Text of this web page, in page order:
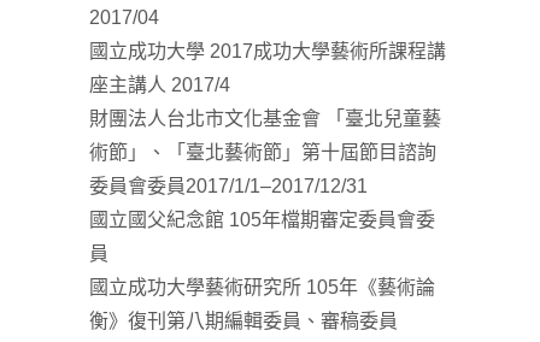
2017/04
國立成功大學 2017成功大學藝術所課程講
座主講人 2017/4
財團法人台北市文化基金會 「臺北兒童藝
術節」、「臺北藝術節」第十屆節目諮詢
委員會委員2017/1/1–2017/12/31
國立國父紀念館 105年檔期審定委員會委
員
國立成功大學藝術研究所 105年《藝術論
衡》復刊第八期編輯委員、審稿委員